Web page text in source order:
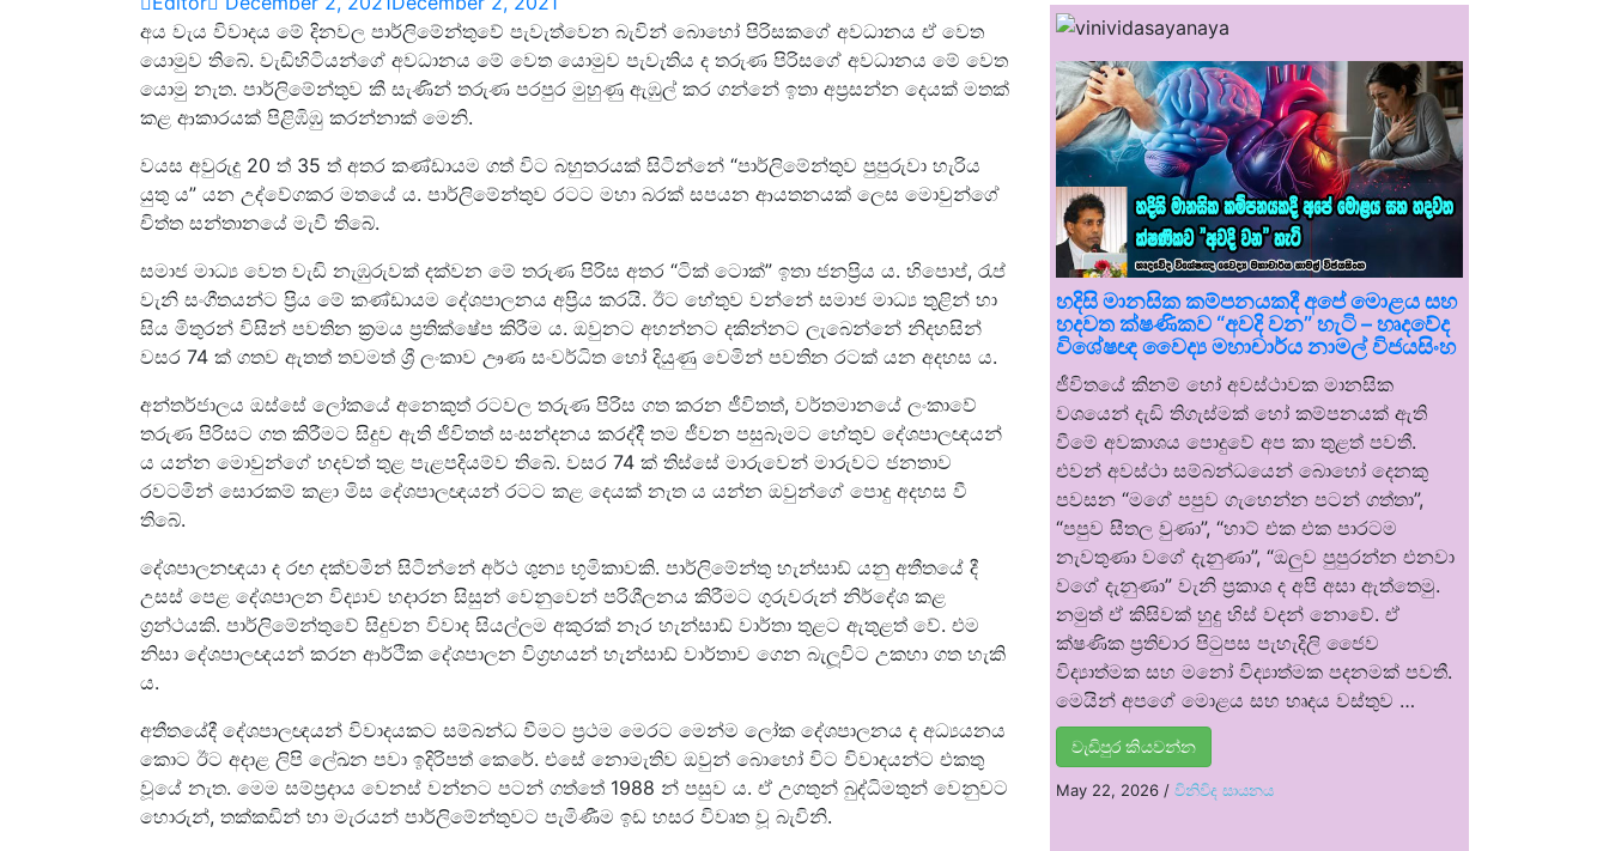
අය වැය විවාදය මේ දිනවල පාර්ලිමේන්තුවේ පැවැත්වෙන බැවින් බොහෝ පිරිසකගේ අවධානය ඒ වෙත
යොමුව තිබේ. වැඩිහිටියන්ගේ අවධානය මේ වෙත යොමුව පැවැතිය ද තරුණ පිරිසගේ අවධානය මේ වෙත
යොමු නැත. පාර්ලිමේන්තුව කී සැණින් තරුණ පරපුර මුහුණු ඇඹුල් කර ගන්නේ ඉතා අප්‍රසන්න දෙයක් මතක්
කළ ආකාරයක් පිළිඹිඹු කරන්නාක් මෙනි.
වයස අවුරුදු 20 ත් 35 ත් අතර කණ්ඩායම ගත් විට බහුතරයක් සිටින්නේ “පාර්ලිමේන්තුව පුපුරුවා හැරිය
යුතු ය” යන උද්වේගකර මතයේ ය. පාර්ලිමේන්තුව රටට මහා බරක් සපයන ආයතනයක් ලෙස මොවුන්ගේ
චිත්ත සන්තානයේ මැවී තිබේ.
සමාජ මාධ්‍ය වෙත වැඩි නැඹුරුවක් දක්වන මේ තරුණ පිරිස අතර “ටික් ටොක්” ඉතා ජනප්‍රිය ය. හිපොප්, රැප්
වැනි සංගීතයන්ට ප්‍රිය මේ කණ්ඩායම දේශපාලනය අප්‍රිය කරයි. ඊට හේතුව වන්නේ සමාජ මාධ්‍ය තුළින් හා
සිය මිතුරන් විසින් පවතින ක්‍රමය ප්‍රතික්ෂේප කිරීම ය. ඔවුනට අහන්නට දකින්නට ලැබෙන්නේ නිදහසින්
වසර 74 ක් ගතව ඇතත් තවමත් ශ්‍රී ලංකාව ඌණ සංවර්ධිත හෝ දියුණු වෙමින් පවතින රටක් යන අදහස ය.
අන්තර්ජාලය ඔස්සේ ලෝකයේ අනෙකුත් රටවල තරුණ පිරිස ගත කරන ජීවිතත්, වර්තමානයේ ලංකාවේ
තරුණ පිරිසට ගත කිරීමට සිදුව ඇති ජිවිතත් සංසන්දනය කරද්දී තම ජීවන පසුබෑමට හේතුව දේශපාලඥයන්
ය යන්න මොවුන්ගේ හදවත් තුළ පැළපදියම්ව තිබේ. වසර 74 ක් තිස්සේ මාරුවෙන් මාරුවට ජනතාව
රවටමින් සොරකම් කළා මිස දේශපාලඥයන් රටට කළ දෙයක් නැත ය යන්න ඔවුන්ගේ පොදු අදහස වී
තිබේ.
දේශපාලනඥයා ද රඟ දක්වමින් සිටින්නේ අර්ථ ශුන්‍ය භූමිකාවකි. පාර්ලිමේන්තු හැන්සාඩ් යනු අතීතයේ දී
උසස් පෙළ දේශපාලන විද්‍යාව හදාරන සිසුන් වෙනුවෙන් පරිශීලනය කිරීමට ගුරුවරුන් නිර්දේශ කළ
ග්‍රන්ථයකි. පාර්ලිමේන්තුවේ සිදුවන විවාද සියල්ලම අකුරක් නෑර හැන්සාඩ් වාර්තා තුළට ඇතුළත් වේ. එම
නිසා දේශපාලඥයන් කරන ආර්ථික දේශපාලන විග්‍රහයන් හැන්සාඩ් වාර්තාව ගෙන බැලූවිට උකහා ගත හැකි
ය.
අතීතයේදී දේශපාලඥයන් විවාදයකට සම්බන්ධ වීමට ප්‍රථම මෙරට මෙන්ම ලෝක දේශපාලනය ද අධ්‍යයනය
කොට ඊට අදාළ ලිපි ලේඛන පවා ඉදිරිපත් කෙරේ. එසේ නොමැතිව ඔවුන් බොහෝ විට විවාදයන්ට එකතු
වූයේ නැත. මෙම සම්ප්‍රදාය වෙනස් වන්නට පටන් ගත්තේ 1988 න් පසුව ය. ඒ උගතුන් බුද්ධිමතුන් වෙනුවට
හොරුන්, තක්කඩින් හා මැරයන් පාර්ලිමේන්තුවට පැමිණීම ඉඩ හසර විවෘත වූ බැවිනි.
හදිසි මානසික කම්පනයකදී අපේ මොළය සහ
හදවත ක්ෂණිකව “අවදි වන” හැටි – හෘදවේද
විශේෂඥ වෛද්‍ය මහාචාර්ය නාමල් විජයසිංහ
ජීවිතයේ කිනම් හෝ අවස්ථාවක මානසික
වශයෙන් දැඩි තිගැස්මක් හෝ කම්පනයක් ඇති
වීමේ අවකාශය පොදුවේ අප කා තුළත් පවතී.
එවන් අවස්ථා සම්බන්ධයෙන් බොහෝ දෙනකු
පවසන “මගේ පපුව ගැහෙන්න පටන් ගත්තා”,
“පපුව සීතල වුණා”, “හාට් එක එක පාරටම
නැවතුණා වගේ දැනුණා”, “ඔලුව පුපුරන්න එනවා
වගේ දැනුණා” වැනි ප්‍රකාශ ද අපි අසා ඇත්තෙමු.
නමුත් ඒ කිසිවක් හුදු හිස් වදන් නොවේ. ඒ
ක්ෂණික ප්‍රතිචාර පිටුපස පැහැදිලි ජෛව
විද්‍යාත්මක සහ මනෝ විද්‍යාත්මක පදනමක් පවතී.
මෙයින් අපගේ මොළය සහ හෘදය වස්තුව …
වැඩිපුර කියවන්න
May 22, 2026 / විනිවිද සායනය